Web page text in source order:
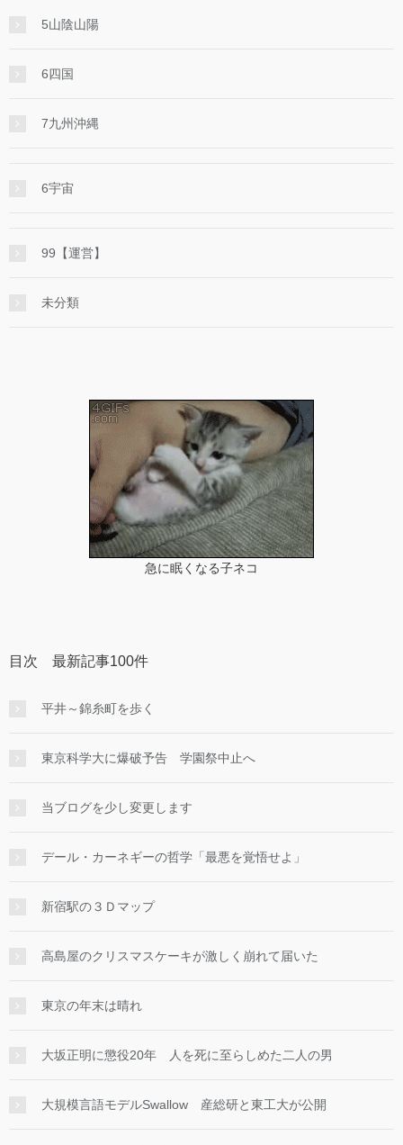
5山陰山陽
6四国
7九州沖縄
6宇宙
99【運営】
未分類
急に眠くなる子ネコ
目次 最新記事100件
平井～錦糸町を歩く
東京科学大に爆破予告 学園祭中止へ
当ブログを少し変更します
デール・カーネギーの哲学「最悪を覚悟せよ」
新宿駅の３Ｄマップ
高島屋のクリスマスケーキが激しく崩れて届いた
東京の年末は晴れ
大坂正明に懲役20年 人を死に至らしめた二人の男
大規模言語モデルSwallow 産総研と東工大が公開